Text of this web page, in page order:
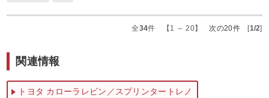
全34件 【1 ～ 20】 次の20件[1/2]
関連情報
トヨタ カローラレビン／スプリンタートレノ